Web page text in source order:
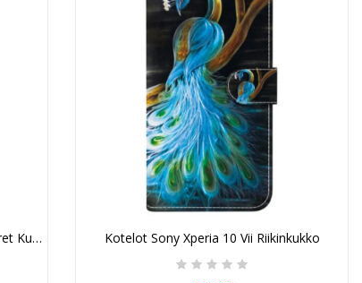
Kudottu Kuvio Kotelot Sony Xperia 10 Vii Riikinkukko